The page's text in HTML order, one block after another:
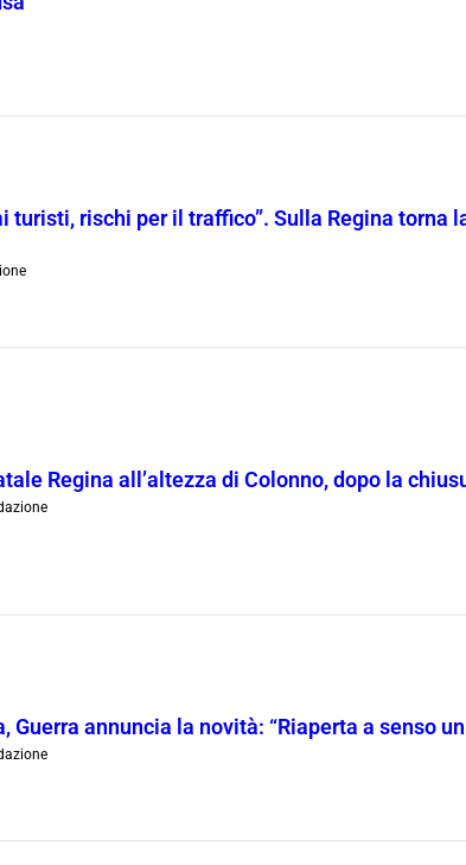
turisti, rischi per il traffico”. Sulla Regina torna
Regina all’altezza di Colonno, dopo la
Guerra annuncia la novità: “Riaperta a senso